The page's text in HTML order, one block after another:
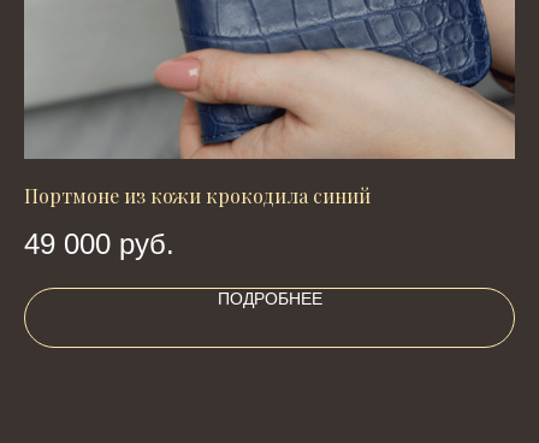
Портмоне из кожи крокодила синий
49 000 руб.
ПОДРОБНЕЕ